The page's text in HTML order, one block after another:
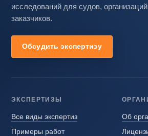
исследований для судов,
заказчиков.
Обсудить экспертизу
ЭКСПЕРТИЗЫ
Все виды экспертиз
Примеры работ
Об